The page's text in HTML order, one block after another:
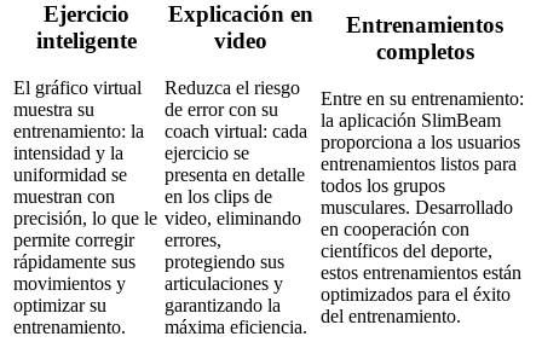
Ejercicio
inteligente
El gráfico virtual
muestra su
entrenamiento: la
intensidad y la
uniformidad se
muestran con
precisión, lo que le
permite corregir
rápidamente sus
movimientos y
optimizar su
entrenamiento.
Explicación en
video
Reduzca el riesgo
de error con su
coach virtual: cada
ejercicio se
presenta en detalle
en los clips de
video, eliminando
errores,
protegiendo sus
articulaciones y
garantizando la
máxima eficiencia.
Entrenamientos
completos
Entre en su entrenamiento:
la aplicación SlimBeam
proporciona a los usuarios
entrenamientos listos para
todos los grupos
musculares. Desarrollado
en cooperación con
científicos del deporte,
estos entrenamientos están
optimizados para el éxito
del entrenamiento.